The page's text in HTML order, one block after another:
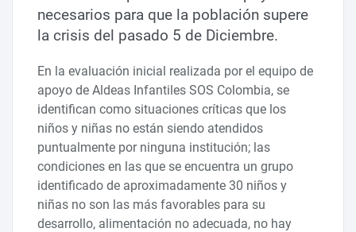
necesarios para que la población supere
la crisis del pasado 5 de Diciembre.
En la evaluación inicial realizada por el equipo de
apoyo de Aldeas Infantiles SOS Colombia, se
identifican como situaciones críticas que los
niños y niñas no están siendo atendidos
puntualmente por ninguna institución; las
condiciones en las que se encuentra un grupo
identificado de aproximadamente 30 niños y
niñas no son las más favorables para su
desarrollo, alimentación no adecuada, no hay